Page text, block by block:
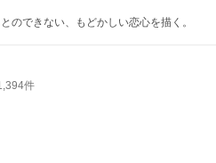
のできない、もどかしい恋心を描く。
件